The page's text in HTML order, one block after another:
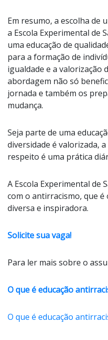
Em resumo, a escolha de
a Escola Experimental de
uma educação de
para a formação de
igualdade e a valorização
abordagem não só
jornada e também os
mudança.
Seja parte de uma
diversidade é valorizada,
respeito é uma prática
A Escola Experimental de
com o antirracismo, que é
diversa e inspiradora.
Solicite sua vaga!
Para ler mais sobre o
O que é educação
O que é educação